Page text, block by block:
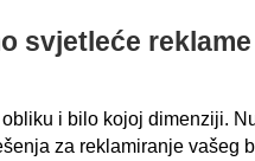
svjetleće reklame
i bilo kojoj dimenziji.
za reklamiranje vašeg